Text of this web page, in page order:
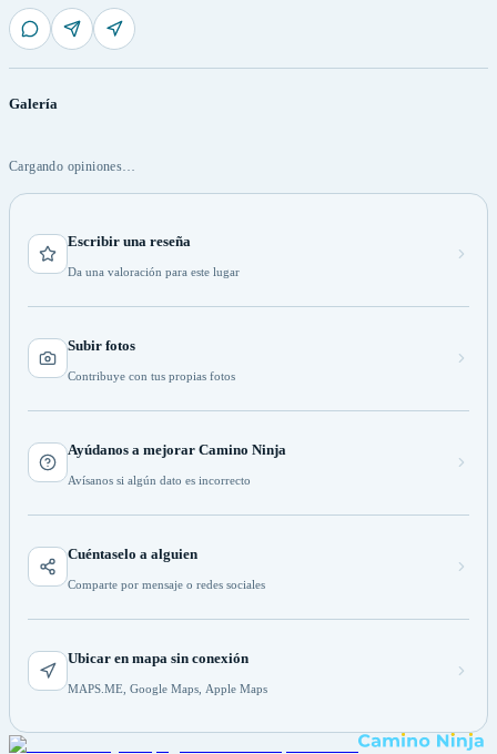
Galería
Cargando opiniones…
Escribir una reseña
Da una valoración para este lugar
Subir fotos
Contribuye con tus propias fotos
Ayúdanos a mejorar Camino Ninja
Avísanos si algún dato es incorrecto
Cuéntaselo a alguien
Comparte por mensaje o redes sociales
Ubicar en mapa sin conexión
MAPS.ME, Google Maps, Apple Maps